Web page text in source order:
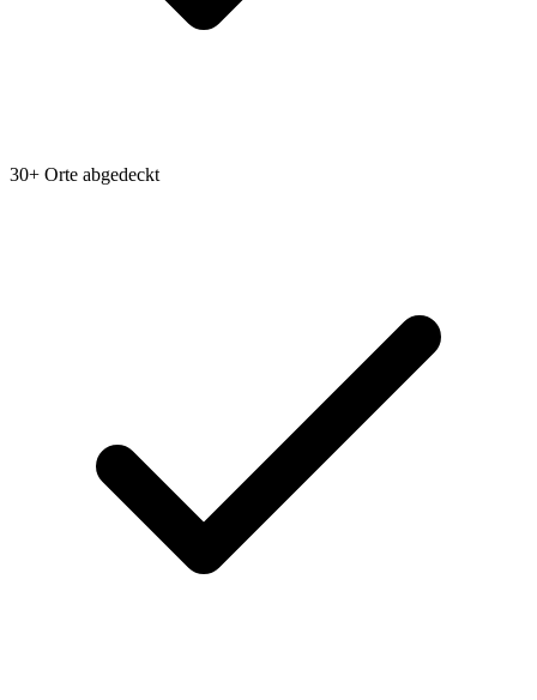
30+ Orte abgedeckt